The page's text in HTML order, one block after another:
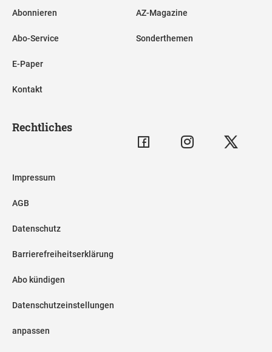
Abonnieren
Abo-Service
E-Paper
Kontakt
AZ-Magazine
Sonderthemen
Rechtliches
Impressum
AGB
Datenschutz
Barrierefreiheitserklärung
Abo kündigen
Datenschutzeinstellungen
anpassen